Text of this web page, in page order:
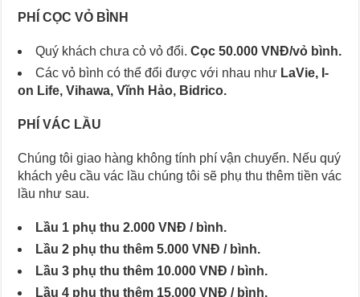
PHÍ CỌC VỎ BÌNH
Quý khách chưa cỏ vỏ đổi.Cọc 50.000 VNĐ/vỏ bình.
Các vỏ bình có thể đổi được với nhau như LaVie, I-
on Life, Vihawa, Vĩnh Hảo, Bidrico.
PHÍ VÁC LẦU
Chúng tôi giao hàng không tính phí vận chuyển. Nếu quý
khách yêu cầu vác lầu chúng tôi sẽ phụ thu thêm tiền vác
lầu như sau.
Lầu 1 phụ thu 2.000 VNĐ / bình.
Lầu 2 phụ thu thêm 5.000 VNĐ / bình.
Lầu 3 phụ thu thêm 10.000 VNĐ / bình.
Lầu 4 phụ thu thêm 15.000 VNĐ / bình.